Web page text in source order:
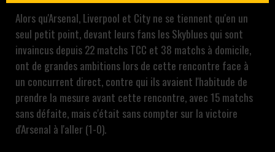
Alors qu'Arsenal, Liverpool et City ne se tiennent qu'en un
seul petit point, devant leurs fans les Skyblues qui sont
invaincus depuis 22 matchs TCC et 38 matchs à domicile,
ont de grandes ambitions lors de cette rencontre face à
un concurrent direct, contre qui ils avaient l'habitude de
prendre la mesure avant cette rencontre, avec 15 matchs
sans défaite, mais c'était sans compter sur la victoire
d'Arsenal à l'aller (1-0).